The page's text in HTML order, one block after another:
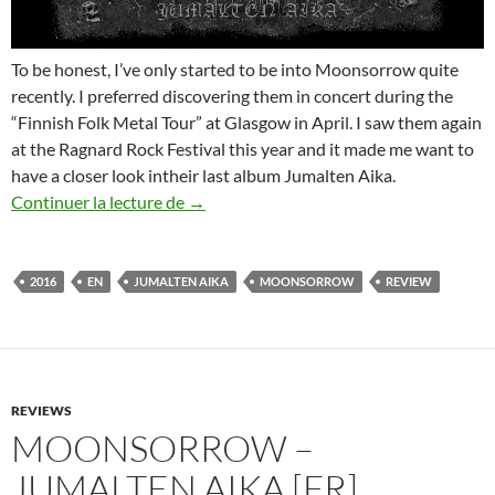
To be honest, I’ve only started to be into Moonsorrow quite
recently. I preferred discovering them in concert during the
“Finnish Folk Metal Tour” at Glasgow in April. I saw them again
at the Ragnard Rock Festival this year and it made me want to
have a closer look intheir last album Jumalten Aika.
Continuer la lecture de Moonsorrow – Jumalten Aika [EN]
→
2016 EN JUMALTEN AIKA MOONSORROW REVIEW
REVIEWS
MOONSORROW –